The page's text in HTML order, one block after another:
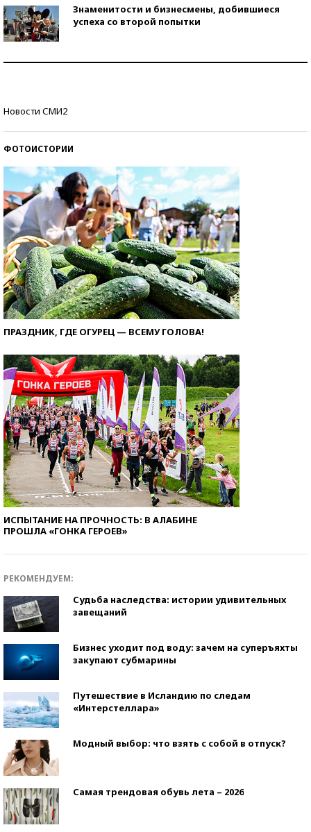
Знаменитости и бизнесмены, добившиеся
успеха со второй попытки
Новости СМИ2
ФОТОИСТОРИИ
ПРАЗДНИК, ГДЕ ОГУРЕЦ — ВСЕМУ ГОЛОВА!
ИСПЫТАНИЕ НА ПРОЧНОСТЬ: В АЛАБИНЕ
ПРОШЛА «ГОНКА ГЕРОЕВ»
РЕКОМЕНДУЕМ:
Судьба наследства: истории удивительных
завещаний
Бизнес уходит под воду: зачем на суперъяхты
закупают субмарины
Путешествие в Исландию по следам
«Интерстеллара»
Модный выбор: что взять с собой в отпуск?
Самая трендовая обувь лета – 2026